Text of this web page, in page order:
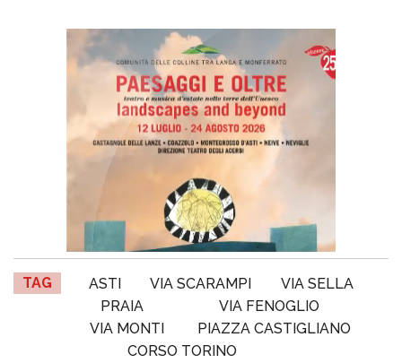
TAG ASTI VIA SCARAMPI
VIA SELLA
PRAIA
VIA FENOGLIO
VIA MONTI
PIAZZA CASTIGLIANO
CORSO TORINO